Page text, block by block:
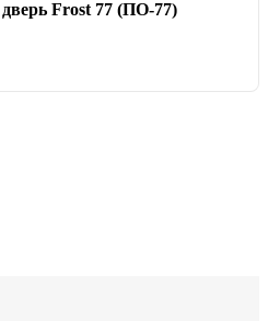
Frost 77 (ПО-77)